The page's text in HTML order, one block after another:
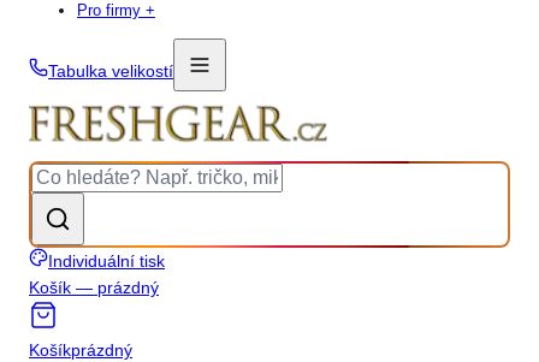
Pro firmy +
Tabulka velikostí
Individuální tisk
Košík — prázdný
Košíkprázdný